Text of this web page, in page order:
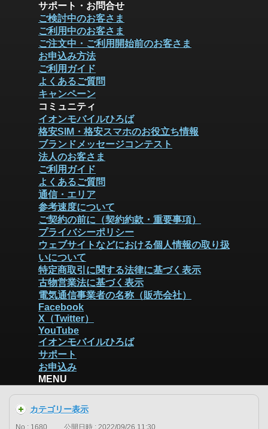
サポート・お問合せ
ご検討中のお客さま
ご利用中のお客さま
ご注文中・ご利用開始前のお客さま
お申込み方法
ご利用ガイド
よくあるご質問
キャンペーン
コミュニティ
イオンモバイルひろば
格安SIM・格安スマホのお役立ち情報
ブランドメッセージコンテスト
法人のお客さま
ご利用ガイド
よくあるご質問
通信・エリア
参考速度について
ご契約の前に（契約約款・重要事項）
プライバシーポリシー
ウェブサイトなどにおける個人情報の取り扱
いについて
特定商取引に関する法律に基づく表示
古物営業法に基づく表示
電気通信事業者の名称（販売会社）
Facebook
X（Twitter）
YouTube
イオンモバイルひろば
サポート
お申込み
MENU
カテゴリー表示